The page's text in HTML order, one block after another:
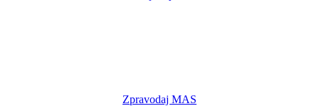
Zpravodaj MAS